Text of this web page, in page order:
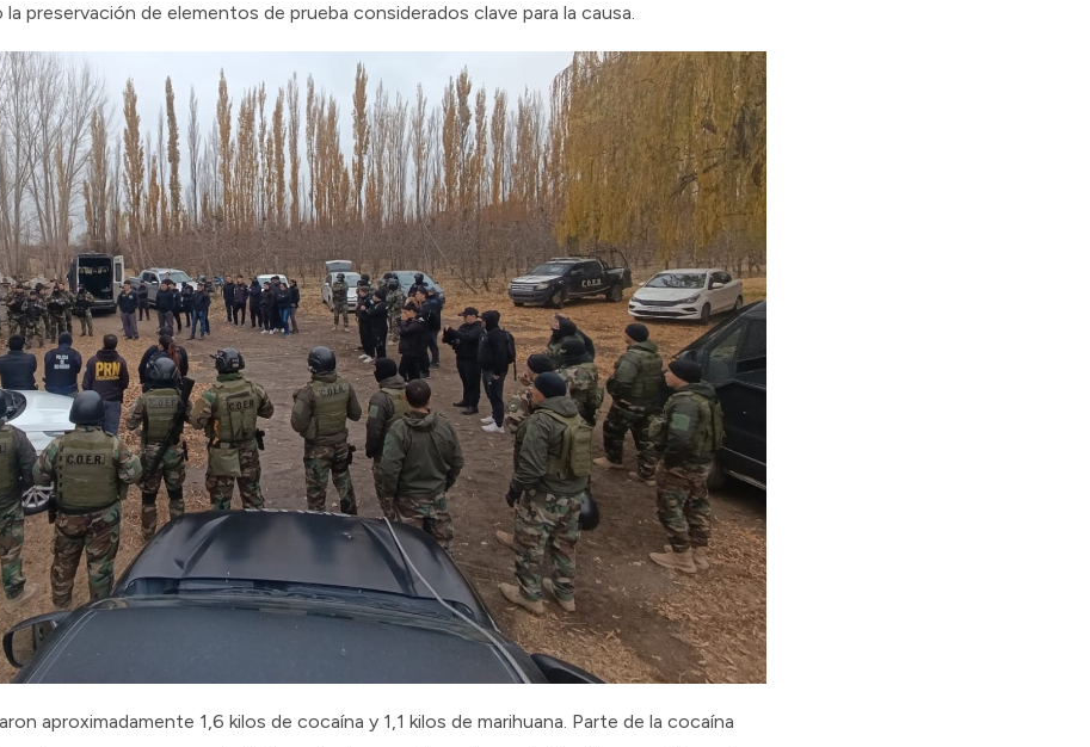
preservación de elementos de prueba considerados clave para la causa.
aproximadamente 1,6 kilos de cocaína y 1,1 kilos de marihuana. Parte de la cocaína